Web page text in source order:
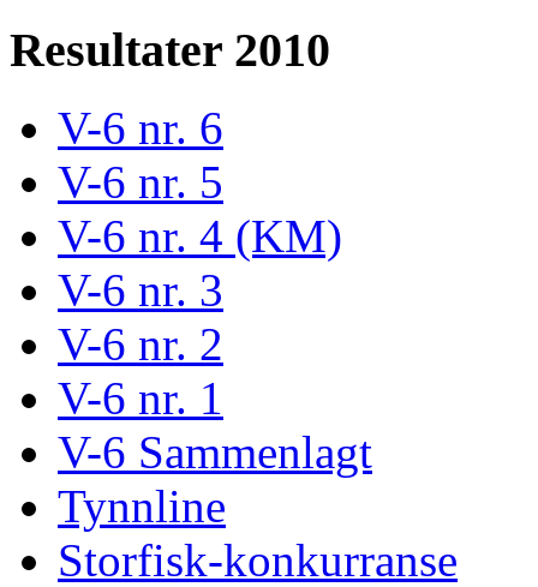
Resultater 2010
V-6 nr. 6
V-6 nr. 5
V-6 nr. 4 (KM)
V-6 nr. 3
V-6 nr. 2
V-6 nr. 1
V-6 Sammenlagt
Tynnline
Storfisk-konkurranse